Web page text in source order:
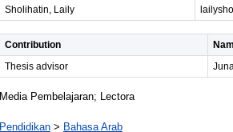
Sholihatin, Laily
Contribution
Thesis advisor
Media Pembelajaran; Lectora
Pendidikan > Bahasa Arab